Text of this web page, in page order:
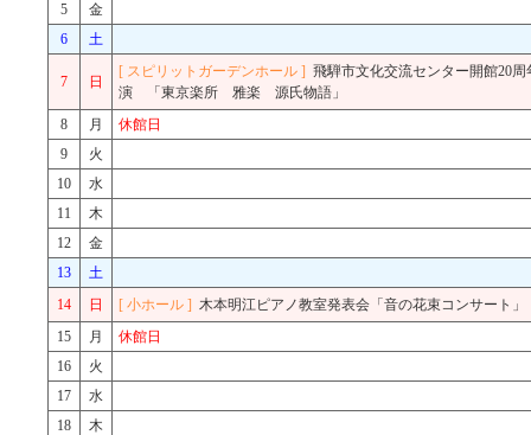
5
金
6
土
7 日
[ スピリットガーデンホール ] 飛騨市文化交流センター開館20
演 「東京楽所 雅楽 源氏物語」
8
月
休館日
9
火
10
水
11
木
12
金
13
土
14
日 [ 小ホール ] 木本明江ピアノ教室発表会「音の花束コンサート」
15
月
休館日
16
火
17
水
18
木